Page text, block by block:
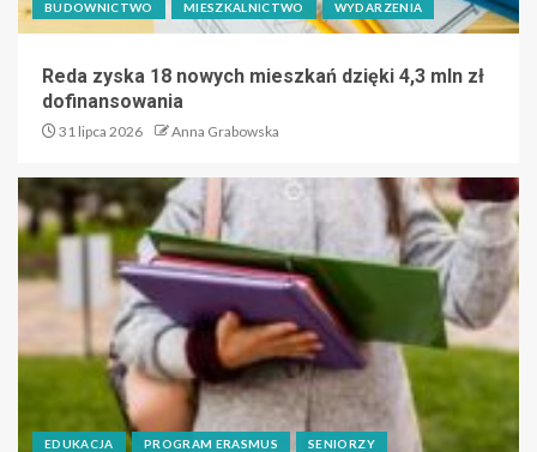
BUDOWNICTWO MIESZKALNICTWO WYDARZENIA
Reda zyska 18 nowych mieszkań dzięki 4,3 mln zł
dofinansowania
31 lipca 2026 Anna Grabowska
EDUKACJA PROGRAM ERASMUS SENIORZY